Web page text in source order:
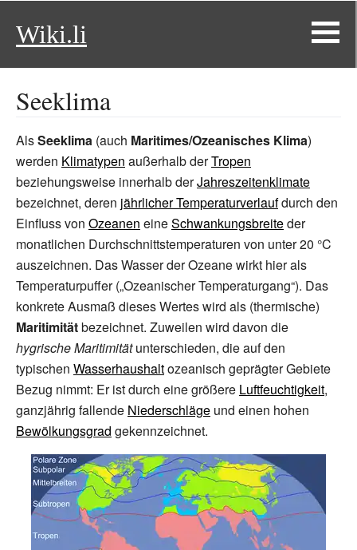
Wiki.li
Seeklima
AlsSeeklima (auch Maritimes/Ozeanisches Klima)
werden Klimatypen außerhalb derTropen
beziehungsweise innerhalb derJahreszeitenklimate
bezeichnet, deren jährlicher Temperaturverlaufdurch den
Einfluss von Ozeanen eineSchwankungsbreiteder
monatlichen Durchschnittstemperaturen von unter 20 °C
auszeichnen. Das Wasser der Ozeane wirkt hier als
Temperaturpuffer („Ozeanischer Temperaturgang“). Das
konkrete Ausmaß dieses Wertes wird als (thermische)
Maritimitätbezeichnet. Zuweilen wird davon die
hygrische Maritimitätunterschieden, die auf den
typischen Wasserhaushaltozeanisch geprägter Gebiete
Bezug nimmt: Er ist durch eine größere Luftfeuchtigkeit,
ganzjährig fallende Niederschläge und einen hohen
Bewölkungsgrad gekennzeichnet.